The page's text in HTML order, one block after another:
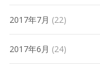
2017年7月 (22)
2017年6月 (24)